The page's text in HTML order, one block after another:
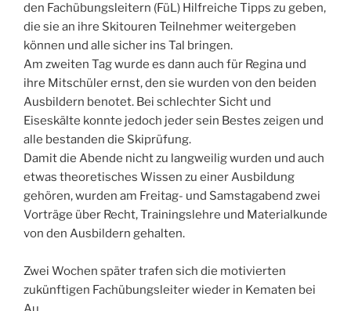
den Fachübungsleitern (FüL) Hilfreiche Tipps zu geben,
die sie an ihre Skitouren Teilnehmer weitergeben
können und alle sicher ins Tal bringen.
Am zweiten Tag wurde es dann auch für Regina und
ihre Mitschüler ernst, den sie wurden von den beiden
Ausbildern benotet. Bei schlechter Sicht und
Eiseskälte konnte jedoch jeder sein Bestes zeigen und
alle bestanden die Skiprüfung.
Damit die Abende nicht zu langweilig wurden und auch
etwas theoretisches Wissen zu einer Ausbildung
gehören, wurden am Freitag- und Samstagabend zwei
Vorträge über Recht, Trainingslehre und Materialkunde
von den Ausbildern gehalten.
Zwei Wochen später trafen sich die motivierten
zukünftigen Fachübungsleiter wieder in Kematen bei